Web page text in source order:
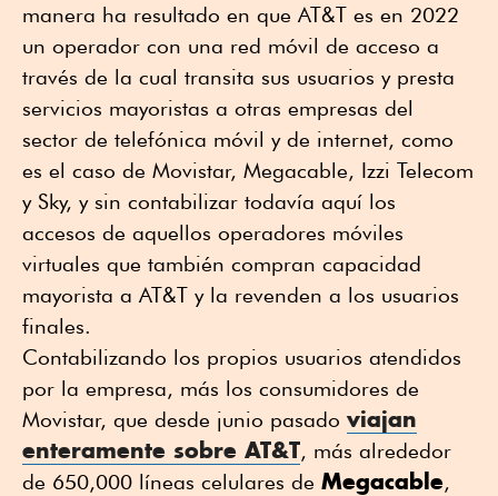
manera ha resultado en que AT&T es en 2022
un operador con una red móvil de acceso a
través de la cual transita sus usuarios y presta
servicios mayoristas a otras empresas del
sector de telefónica móvil y de internet, como
es el caso de Movistar, Megacable, Izzi Telecom
y Sky, y sin contabilizar todavía aquí los
accesos de aquellos operadores móviles
virtuales que también compran capacidad
mayorista a AT&T y la revenden a los usuarios
finales.
Contabilizando los propios usuarios atendidos
por la empresa, más los consumidores de
Movistar, que desde junio pasado viajan
enteramente sobre AT&T, más alrededor
de 650,000 líneas celulares de Megacable,